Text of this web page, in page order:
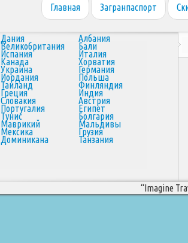
Главная Загранпаспорт
Дания Албания
Великобритания Бали
Испания Италия
Канада Хорватия
Украина Германия
Иордания Польша
Таиланд Финляндия
Греция Индия
Словакия Австрия
Португалия Египет
Тунис Болгария
Маврикий Мальдивы
Мексика Грузия
Доминикана Танзания
“Imagine